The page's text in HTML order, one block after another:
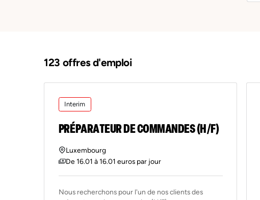
123 offres d'emploi
Interim
PRÉPARATEUR DE COMMANDES (H/F)
Luxembourg
De 16.01 à 16.01 euros par jour
Nous recherchons pour l'un de nos clients des